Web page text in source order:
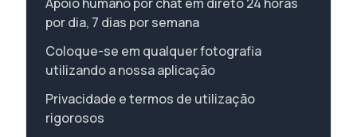
por dia, 7 dias por semana
Coloque-se em qualquer fotografia
utilizando a nossa aplicação
Privacidade e termos de utilização
rigorosos